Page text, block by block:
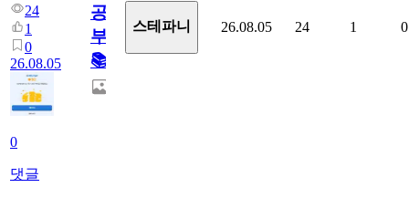
24
1
0
26.08.05
0
댓글
공
부!
📚
스테파니 26.08.05 24 1 0